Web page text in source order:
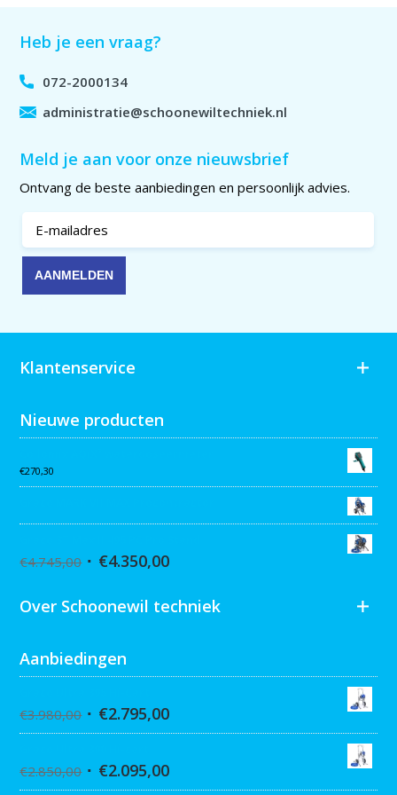
Heb je een vraag?
072-2000134
administratie@schoonewiltechniek.nl
Meld je aan voor onze nieuwsbrief
Ontvang de beste aanbiedingen en persoonlijk advies.
Klantenservice
Nieuwe producten
€270,30
€4.745,00 €4.350,00
Over Schoonewil techniek
Aanbiedingen
€3.980,00 €2.795,00
€2.850,00 €2.095,00